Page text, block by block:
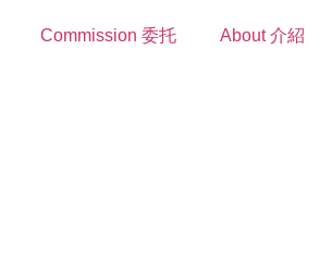
Commission 委托 About 介紹